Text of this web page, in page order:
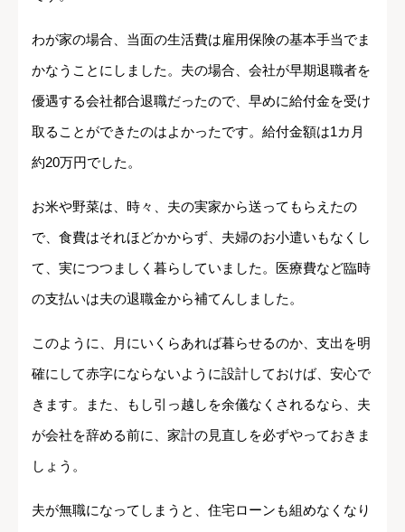
わが家の場合、当面の生活費は雇用保険の基本手当でま
かなうことにしました。夫の場合、会社が早期退職者を
優遇する会社都合退職だったので、早めに給付金を受け
取ることができたのはよかったです。給付金額は1カ月
約20万円でした。
お米や野菜は、時々、夫の実家から送ってもらえたの
で、食費はそれほどかからず、夫婦のお小遣いもなくし
て、実につつましく暮らしていました。医療費など臨時
の支払いは夫の退職金から補てんしました。
このように、月にいくらあれば暮らせるのか、支出を明
確にして赤字にならないように設計しておけば、安心で
きます。また、もし引っ越しを余儀なくされるなら、夫
が会社を辞める前に、家計の見直しを必ずやっておきま
しょう。
夫が無職になってしまうと、住宅ローンも組めなくなり